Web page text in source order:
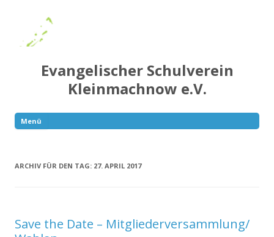
Evangelischer Schulverein
Kleinmachnow e.V.
Menü
ARCHIV FÜR DEN TAG: 27. APRIL 2017
Save the Date – Mitgliederversammlung/